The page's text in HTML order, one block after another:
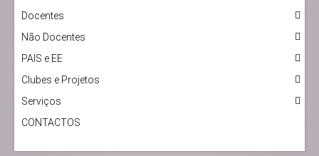
Docentes
Não Docentes
PAIS e EE
Clubes e Projetos
Serviços
CONTACTOS